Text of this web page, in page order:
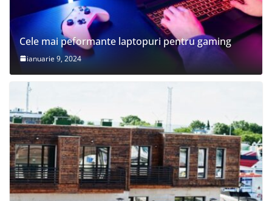
Cele mai peformante laptopuri pentru gaming
ianuarie 9, 2024